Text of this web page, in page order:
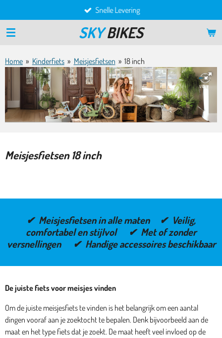
direct
naar
hoofdinhoud
SKY BIKES
Snelle Levering
Home » Kinderfiets » Meisjesfietsen » 18 inch
Meisjesfietsen 18 inch
✔ Meisjesfietsen in alle maten ✔ Veilig,
comfortabel en stijlvol ✔ Met of zonder
versnellingen ✔ Handige accessoires beschikbaar
De juiste fiets voor meisjes vinden
Om de juiste meisjesfiets te vinden is het belangrijk om een aantal
dingen vooraf aan je zoektocht te bepalen. Denk bijvoorbeeld aan de
maat en het type fiets dat je zoekt. De maat heeft veel invloed op de